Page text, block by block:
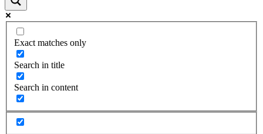
Exact matches only
Search in title
Search in content